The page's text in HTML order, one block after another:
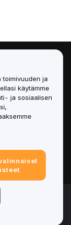
toimivuuden ja
käytämme
ja sosiaalisen